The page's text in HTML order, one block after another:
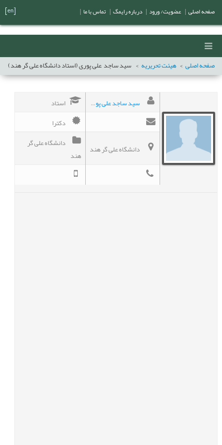
صفحه اصلی هیئت تحریریه سید ساجدعلی پوری (استاد دانشگاه علی گر هند)
سید ساجد علی پوری (استاد دانشگاه علی گر هند)
استاد
دکترا
دانشگاه علی گر هند
دانشگاه علی گر
هند
صفحه اصلی عضویت/ ورود درباره رایمگ تماس با ما